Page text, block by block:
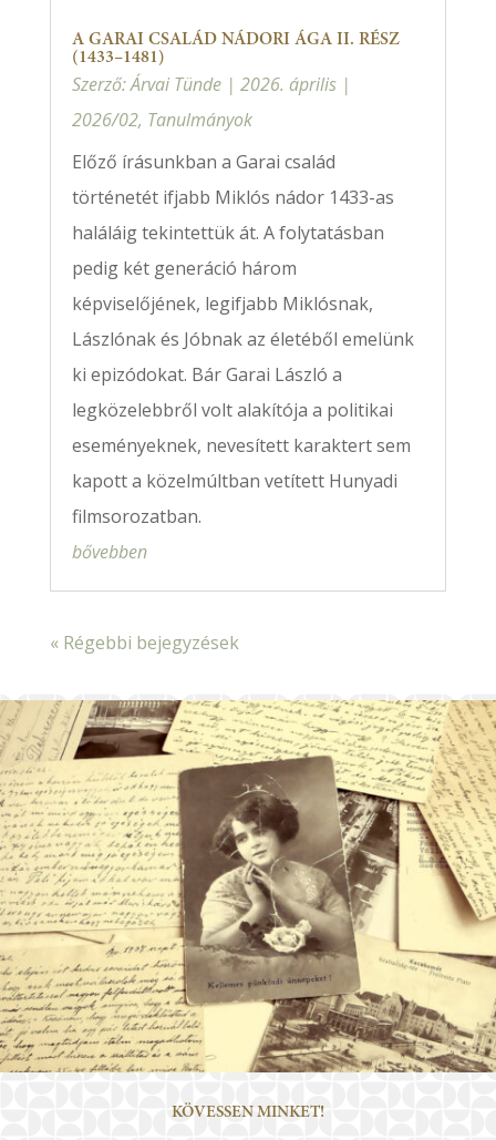
A GARAI CSALÁD NÁDORI ÁGA II. RÉSZ
(1433–1481)
Szerző:Árvai Tünde| 2026. április|
2026/02, Tanulmányok
Előző írásunkban a Garai család
történetét ifjabb Miklós nádor 1433-as
haláláig tekintettük át. A folytatásban
pedig két generáció három
képviselőjének, legifjabb Miklósnak,
Lászlónak és Jóbnak az életéből emelünk
ki epizódokat. Bár Garai László a
legközelebbről volt alakítója a politikai
eseményeknek, nevesített karaktert sem
kapott a közelmúltban vetített Hunyadi
filmsorozatban.
bővebben
« Régebbi bejegyzések
KÖVESSEN MINKET!